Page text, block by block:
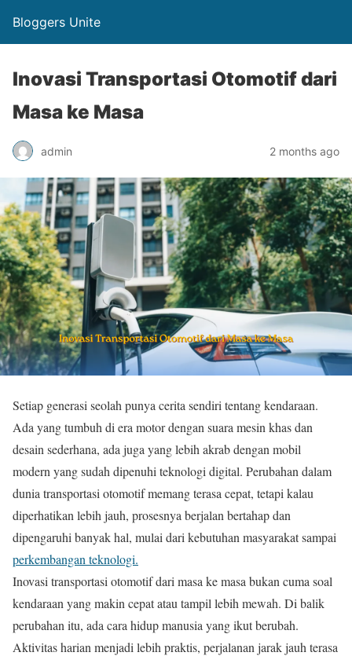
Bloggers Unite
Inovasi Transportasi Otomotif dari
Masa ke Masa
admin 2 months ago
Setiap generasi seolah punya cerita sendiri tentang kendaraan.
Ada yang tumbuh di era motor dengan suara mesin khas dan
desain sederhana, ada juga yang lebih akrab dengan mobil
modern yang sudah dipenuhi teknologi digital. Perubahan dalam
dunia transportasi otomotif memang terasa cepat, tetapi kalau
diperhatikan lebih jauh, prosesnya berjalan bertahap dan
dipengaruhi banyak hal, mulai dari kebutuhan masyarakat sampai
perkembangan teknologi.
Inovasi transportasi otomotif dari masa ke masa bukan cuma soal
kendaraan yang makin cepat atau tampil lebih mewah. Di balik
perubahan itu, ada cara hidup manusia yang ikut berubah.
Aktivitas harian menjadi lebih praktis, perjalanan jarak jauh terasa